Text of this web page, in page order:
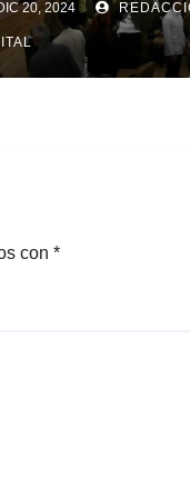
de
20, 2024
con *